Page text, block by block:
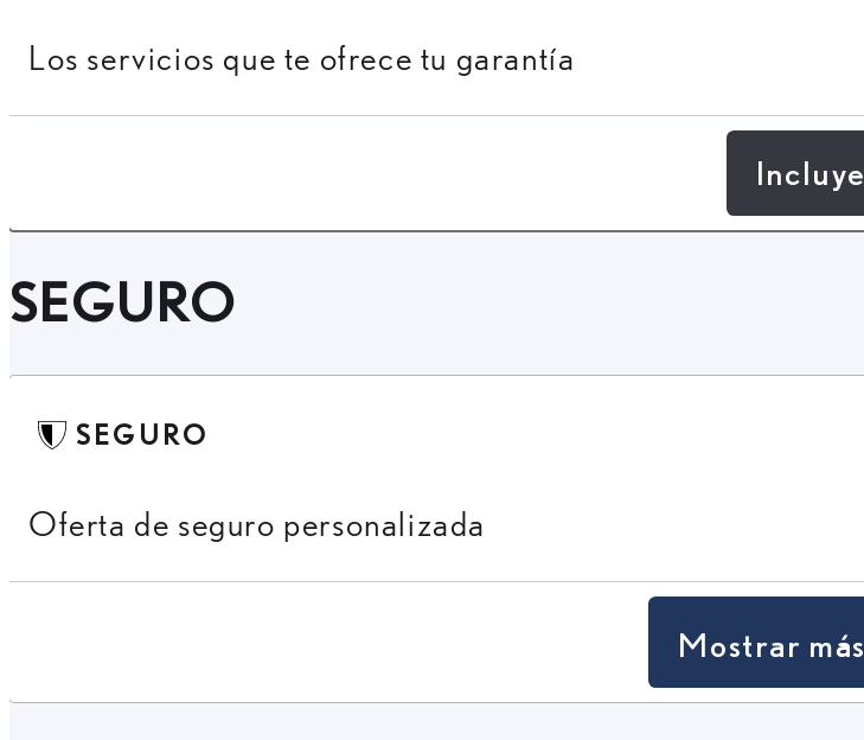
Los servicios que te ofrece tu garantía
Incluye
SEGURO
SEGURO
Oferta de seguro personalizada
Mostrar más